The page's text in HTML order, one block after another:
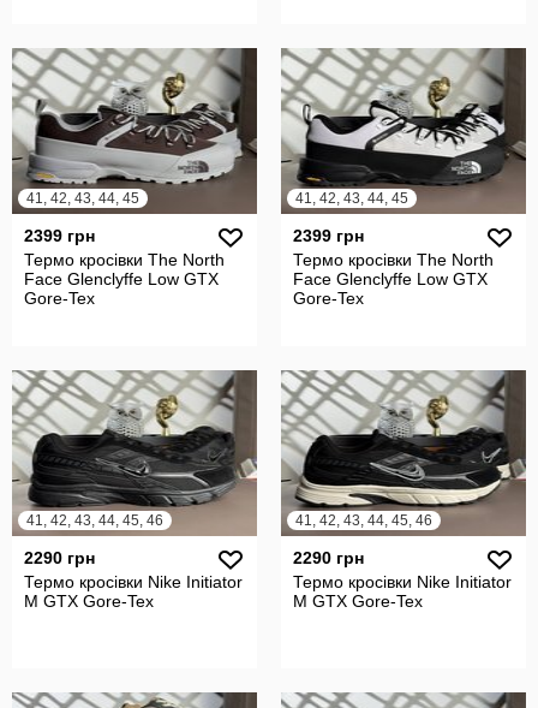
41, 42, 43, 44, 45
2399 грн
Термо кросівки The North
Face Glenclyffe Low GTX
Gore-Tex
41, 42, 43, 44, 45
2399 грн
Термо кросівки The North
Face Glenclyffe Low GTX
Gore-Tex
41, 42, 43, 44, 45, 46
2290 грн
Термо кросівки Nike Initiator
M GTX Gore-Tex
41, 42, 43, 44, 45, 46
2290 грн
Термо кросівки Nike Initiator
M GTX Gore-Tex